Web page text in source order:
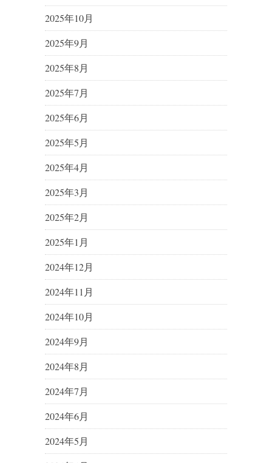
2025年10月
2025年9月
2025年8月
2025年7月
2025年6月
2025年5月
2025年4月
2025年3月
2025年2月
2025年1月
2024年12月
2024年11月
2024年10月
2024年9月
2024年8月
2024年7月
2024年6月
2024年5月